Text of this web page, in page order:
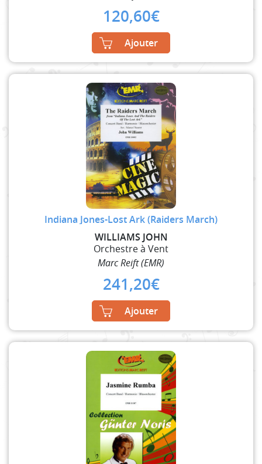
120,60€
Ajouter
Indiana Jones-Lost Ark (Raiders March)
WILLIAMS JOHN
Orchestre à Vent
Marc Reift (EMR)
241,20€
Ajouter